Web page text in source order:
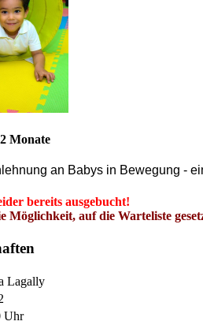
Monate
an Babys in Bewegung -
bereits ausgebucht!
Möglichkeit, auf die Warteliste
Lagally
Uhr